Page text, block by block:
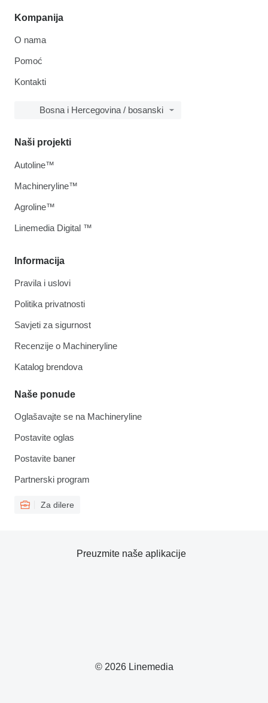
Kompanija
O nama
Pomoć
Kontakti
Bosna i Hercegovina / bosanski
Informacija
Pravila i uslovi
Politika privatnosti
Savjeti za sigurnost
Recenzije o Machineryline
Katalog brendova
Naše ponude
Oglašavajte se na Machineryline
Postavite oglas
Postavite baner
Partnerski program
Za dilere
Naši projekti
Autoline™
Machineryline™
Agroline™
Linemedia Digital ™
© 2026 Linemedia
Preuzmite naše aplikacije